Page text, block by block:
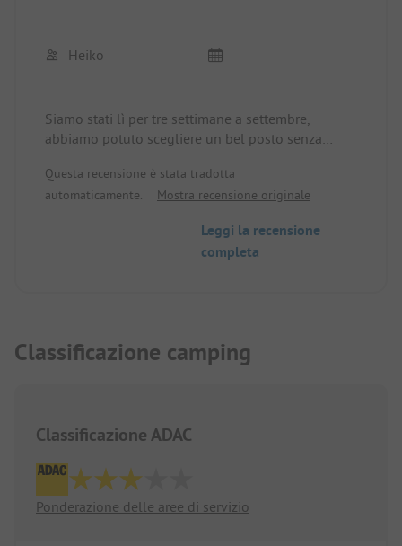
Heiko
Siamo stati lì per tre settimane a settembre,
abbiamo potuto scegliere un bel posto senza
occupata al massimo per 1/3. Vorrei sottolineare la
pulizia, che per me è stata buona, la possibilità di
piscina e l'ottima pizza a legna del ristorante.
Questa recensione è stata tradotta
automaticamente.
Mostra recensione originale
Leggi la recensione
completa
Classificazione camping
Classificazione ADAC
Ponderazione delle aree di servizio